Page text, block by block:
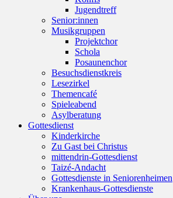
Jugendtreff
Senior:innen
Musikgruppen
Projektchor
Schola
Posaunenchor
Besuchsdienstkreis
Lesezirkel
Themencafé
Spieleabend
Asylberatung
Gottesdienst
Kinderkirche
Zu Gast bei Christus
mittendrin-Gottesdienst
Taizé-Andacht
Gottesdienste in Seniorenheimen
Krankenhaus-Gottesdienste